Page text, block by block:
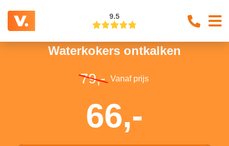
9.5
Waterkokers ontkalken
79,- Vanaf prijs
66,-